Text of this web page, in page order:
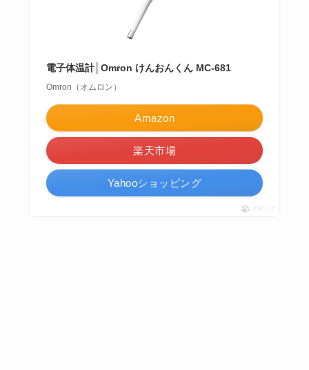
電子体温計│Omron けんおんくん MC-681
Omron（オムロン）
Amazon
楽天市場
Yahooショッピング
ポチップ